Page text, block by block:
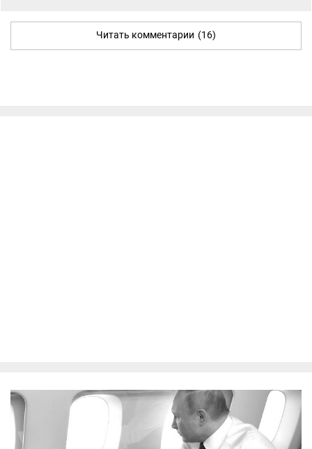
Читать комментарии (16)